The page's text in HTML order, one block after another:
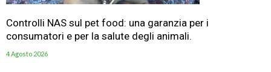
Controlli NAS sul pet food: una garanzia per i
consumatori e per la salute degli animali.
4 Agosto 2026